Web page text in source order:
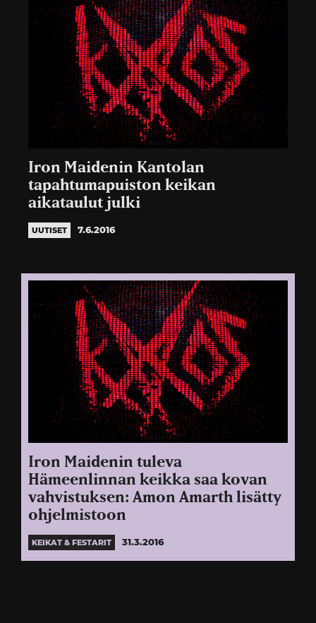
Iron Maidenin Kantolan
tapahtumapuiston keikan
aikataulut julki
UUTISET 7.6.2016
Iron Maidenin tuleva
Hämeenlinnan keikka saa kovan
vahvistuksen: Amon Amarth lisätty
ohjelmistoon
KEIKAT & FESTARIT 31.3.2016